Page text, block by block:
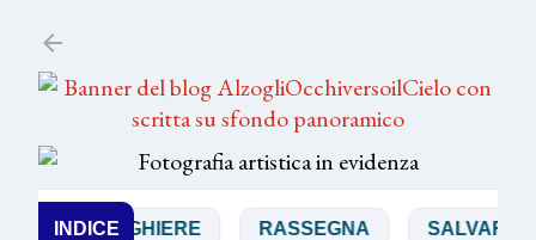
INDICE
PREGHIERE RASSEGNA SALVARANI